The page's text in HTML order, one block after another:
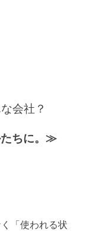
会社？
ちに。≫
「使われる状